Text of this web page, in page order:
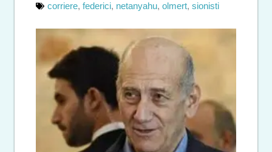
corriere, federici, netanyahu, olmert, sionisti